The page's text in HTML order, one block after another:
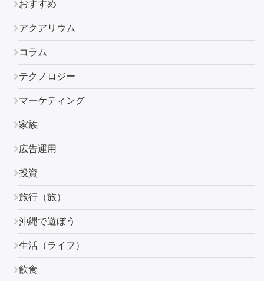
おすすめ
アクアリウム
コラム
テクノロジー
マーケティング
家族
広告運用
投資
旅行（旅）
沖縄で遊ぼう
生活（ライフ）
飲食